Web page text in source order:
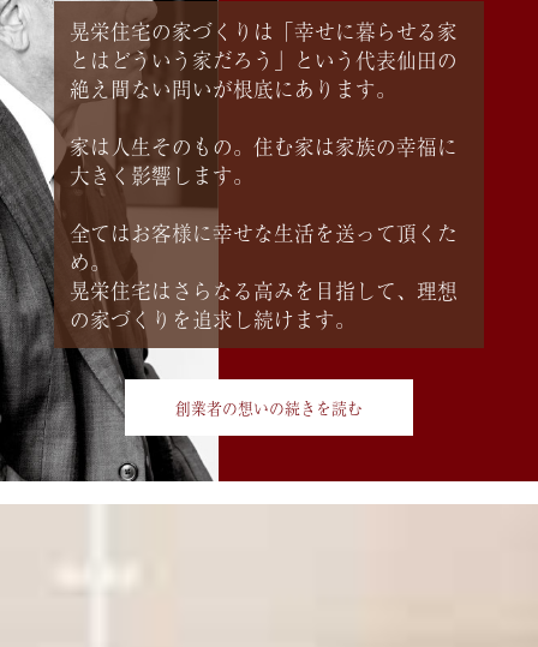
晃栄住宅の家づくりは「幸せに暮らせる家
とはどういう家だろう」という代表仙田の
絶え間ない問いが根底にあります。
家は人生そのもの。住む家は家族の幸福に
大きく影響します。
全てはお客様に幸せな生活を送って頂くた
め。
晃栄住宅はさらなる高みを目指して、理想
の家づくりを追求し続けます。
創業者の想いの続きを読む